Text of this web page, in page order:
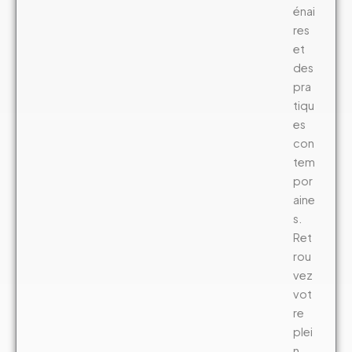
énai
res
et
des
pra
tiqu
es
con
tem
por
aine
s.
Ret
rou
vez
vot
re
plei